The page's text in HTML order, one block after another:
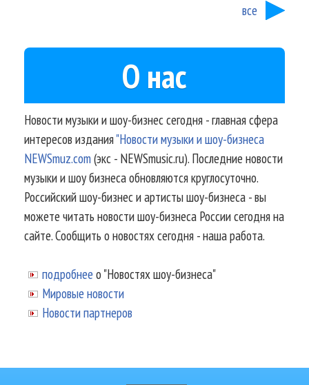
все
О нас
Новости музыки и шоу-бизнес сегодня - главная сфера
интересов издания"Новости музыки и шоу-бизнеса
NEWSmuz.com(экс - NEWSmusic.ru). Последние новости
музыки и шоу бизнеса обновляются круглосуточно.
Российский шоу-бизнес и артисты шоу-бизнеса - вы
можете читать новости шоу-бизнеса России сегодня на
сайте. Сообщить о новостях сегодня - наша работа.
подробнее о "Новостях шоу-бизнеса"
Мировые новости
Новости партнеров